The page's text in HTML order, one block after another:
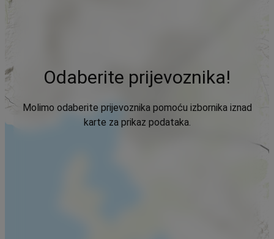
Odaberite prijevoznika!
Molimo odaberite prijevoznika pomoću izbornika iznad
karte za prikaz podataka.